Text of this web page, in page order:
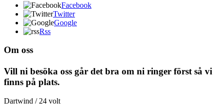
Facebook
Twitter
Google
Rss
Om oss
Vill ni besöka oss går det bra om ni ringer först så vi
finns på plats.
Dartwind / 24 volt